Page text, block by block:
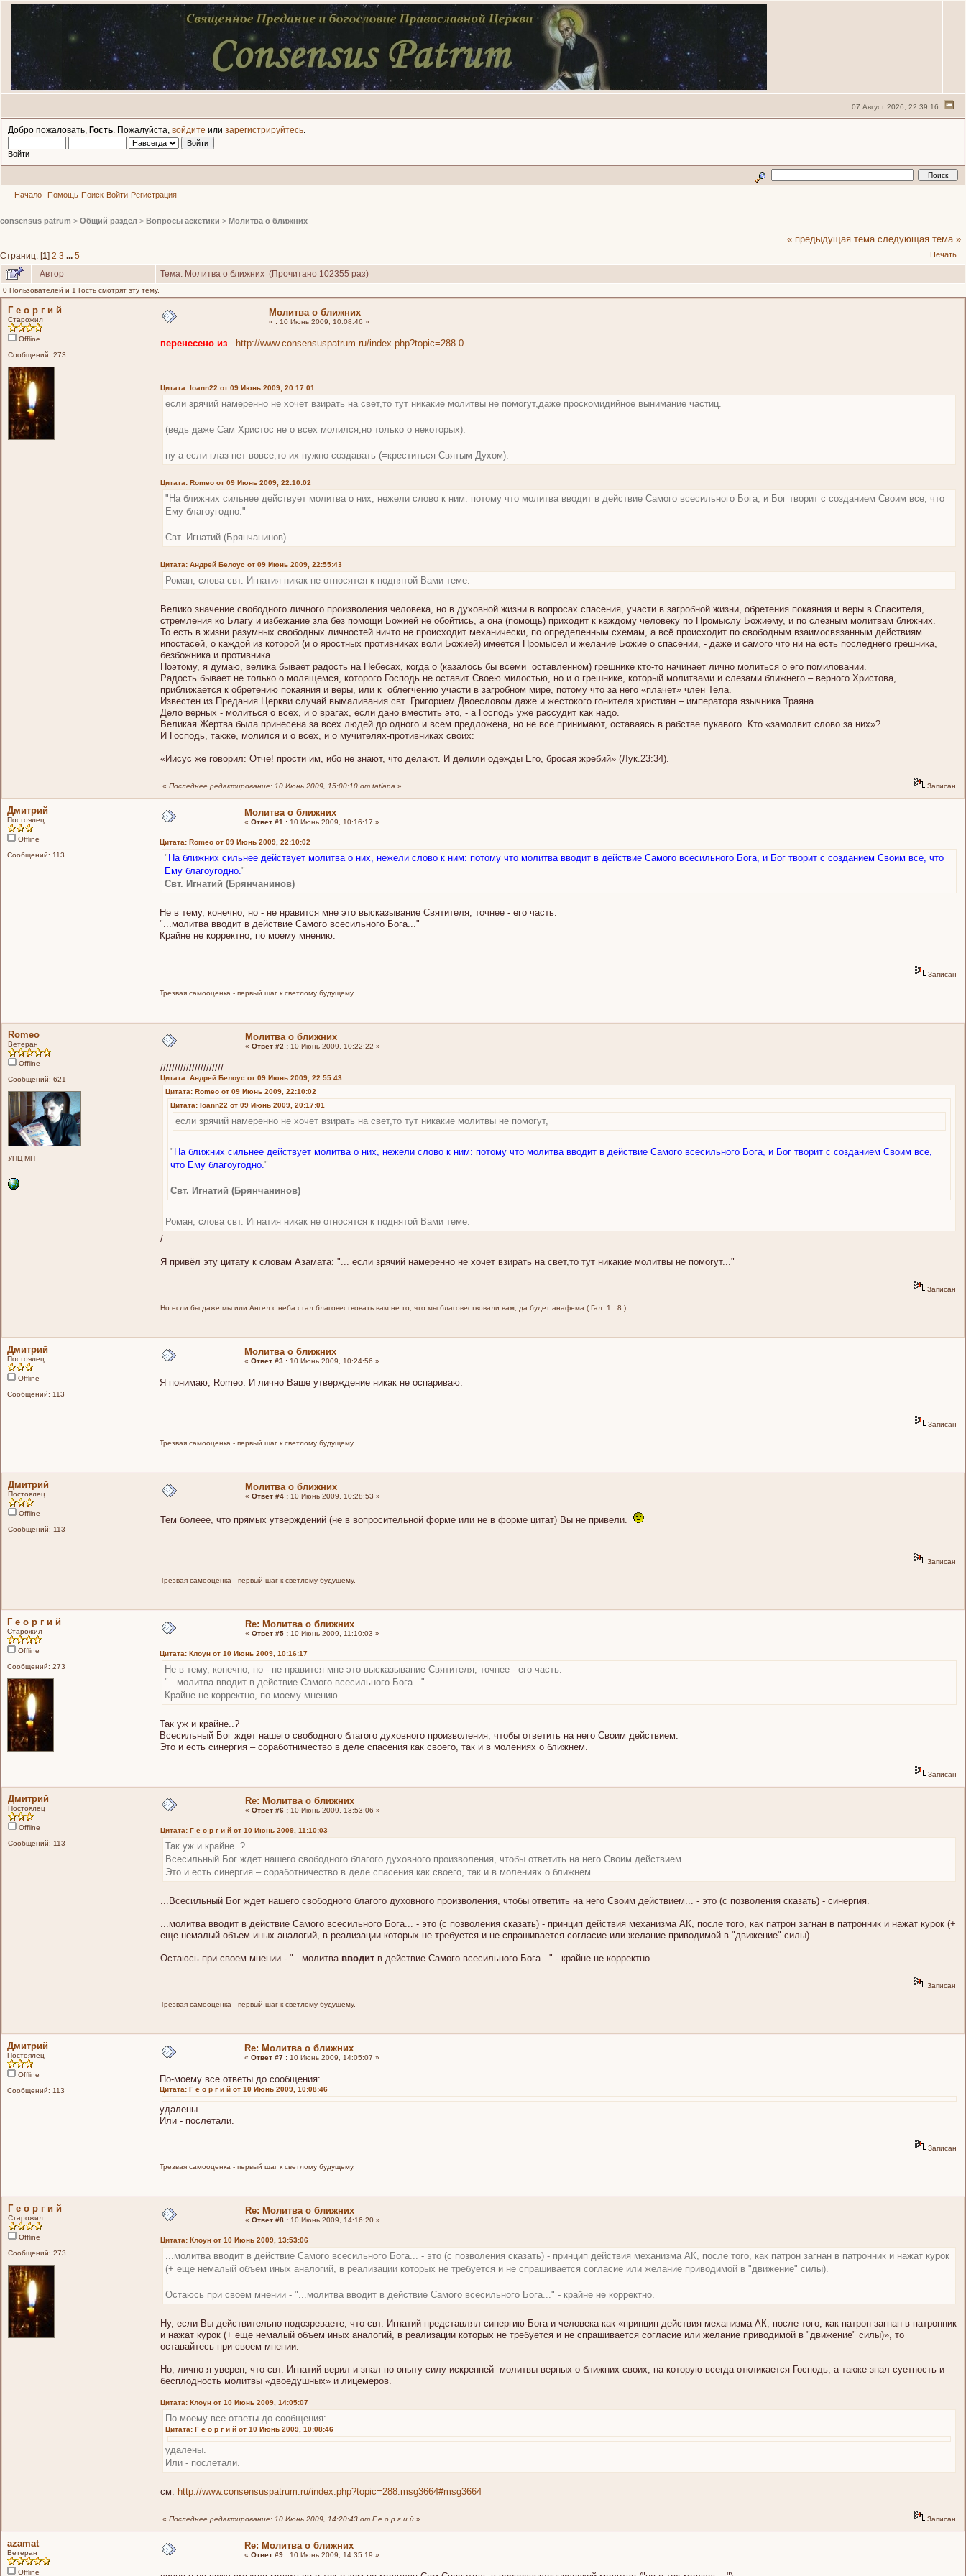
07 Август 2026, 22:39:16
Добро пожаловать, Гость . Пожалуйста, войдите или зарегистрируйтесь
Войти
Начало Помощь Поиск Войти Регистрация
consensus patrum > Общий раздел > Вопросы аскетики > Молитва о ближних
Страниц: [1] 2 3 ... 5
« предыдущая тема следующая тема »
Печать
Автор Тема: Молитва о ближних (Прочитано 102355 раз)
0 Пользователей и 1 Гость смотрят эту тему.
Г е о р г и й
Старожил
Offline
Сообщений: 273
Молитва о ближних
« : 10 Июнь 2009, 10:08:46 »
перенесено из http://www.consensuspatrum.ru/index.php?topic=288.0
Цитата: Ioann22 от 09 Июнь 2009, 20:17:01
если зрячий намеренно не хочет взирать на свет,то тут никакие молитвы не помогут,даже проскомидийное вынимание частиц.
(ведь даже Сам Христос не о всех молился,но только о некоторых).
ну а если глаз нет вовсе,то их нужно создавать (=креститься Святым Духом).
Цитата: Romeo от 09 Июнь 2009, 22:10:02
"На ближних сильнее действует молитва о них, нежели слово к ним: потому что молитва вводит в действие Самого всесильного Бога, и Бог творит с созданием Своим все, что
Ему благоугодно."
Свт. Игнатий (Брянчанинов)
Цитата: Андрей Белоус от 09 Июнь 2009, 22:55:43
Роман, слова свт. Игнатия никак не относятся к поднятой Вами теме.
Велико значение свободного личного произволения человека, но в духовной жизни в вопросах спасения, участи в загробной жизни, обретения покаяния и веры в Спасителя,
стремления ко Благу и избежание зла без помощи Божией не обойтись, а она (помощь) приходит к каждому человеку по Промыслу Божиему, и по слезным молитвам ближних.
То есть в жизни разумных свободных личностей ничто не происходит механически, по определенным схемам, а всё происходит по свободным взаимосвязанным действиям
ипостасей, о каждой из которой (и о яростных противниках воли Божией) имеется Промысел и желание Божие о спасении, - даже и самого что ни на есть последнего грешника,
безбожника и противника.
Поэтому, я думаю, велика бывает радость на Небесах, когда о (казалось бы всеми оставленном) грешнике кто-то начинает лично молиться о его помиловании.
Радость бывает не только о молящемся, которого Господь не оставит Своею милостью, но и о грешнике, который молитвами и слезами ближнего – верного Христова,
приближается к обретению покаяния и веры, или к облегчению участи в загробном мире, потому что за него «плачет» член Тела.
Известен из Предания Церкви случай вымаливания свт. Григорием Двоесловом даже и жестокого гонителя христиан – императора язычника Траяна.
Дело верных - молиться о всех, и о врагах, если дано вместить это, - а Господь уже рассудит как надо.
Великая Жертва была принесена за всех людей до одного и всем предложена, но не все принимают, оставаясь в рабстве лукавого. Кто «замолвит слово за них»?
И Господь, также, молился и о всех, и о мучителях-противниках своих:
«Иисус же говорил: Отче! прости им, ибо не знают, что делают. И делили одежды Его, бросая жребий» (Лук.23:34).
« Последнее редактирование: 10 Июнь 2009, 15:00:10 от tatiana » Записан
Дмитрий
Постоялец
Offline
Сообщений: 113
Молитва о ближних
« Ответ #1 : 10 Июнь 2009, 10:16:17 »
Цитата: Romeo от 09 Июнь 2009, 22:10:02
"На ближних сильнее действует молитва о них, нежели слово к ним: потому что молитва вводит в действие Самого всесильного Бога, и Бог творит с созданием Своим все, что
Ему благоугодно. "
Свт. Игнатий (Брянчанинов)
Не в тему, конечно, но - не нравится мне это высказывание Святителя, точнее - его часть:
"...молитва вводит в действие Самого всесильного Бога..."
Крайне не корректно, по моему мнению.
Записан
Трезвая самооценка - первый шаг к светлому будущему.
Romeo
Ветеран
Offline
Сообщений: 621
УПЦ МП
Молитва о ближних
« Ответ #2 : 10 Июнь 2009, 10:22:22 »
//////////////////////
Цитата: Андрей Белоус от 09 Июнь 2009, 22:55:43
Цитата: Romeo от 09 Июнь 2009, 22:10:02
Цитата: Ioann22 от 09 Июнь 2009, 20:17:01
если зрячий намеренно не хочет взирать на свет,то тут никакие молитвы не помогут,
"На ближних сильнее действует молитва о них, нежели слово к ним: потому что молитва вводит в действие Самого всесильного Бога, и Бог творит с созданием Своим все,
что Ему благоугодно. "
Свт. Игнатий (Брянчанинов)
Роман, слова свт. Игнатия никак не относятся к поднятой Вами теме.
/
Я привёл эту цитату к словам Азамата: "... если зрячий намеренно не хочет взирать на свет,то тут никакие молитвы не помогут..."
Записан
Но если бы даже мы или Ангел с неба стал благовествовать вам не то, что мы благовествовали вам, да будет анафема ( Гал. 1 : 8 )
Дмитрий
Постоялец
Offline
Сообщений: 113
Молитва о ближних
« Ответ #3 : 10 Июнь 2009, 10:24:56 »
Я понимаю, Romeo. И лично Ваше утверждение никак не оспариваю.
Записан
Трезвая самооценка - первый шаг к светлому будущему.
Дмитрий
Постоялец
Offline
Сообщений: 113
Молитва о ближних
« Ответ #4 : 10 Июнь 2009, 10:28:53 »
Тем болеее, что прямых утверждений (не в вопросительной форме или не в форме цитат) Вы не привели.
Записан
Трезвая самооценка - первый шаг к светлому будущему.
Г е о р г и й
Старожил
Offline
Сообщений: 273
Re: Молитва о ближних
« Ответ #5 : 10 Июнь 2009, 11:10:03 »
Цитата: Клоун от 10 Июнь 2009, 10:16:17
Не в тему, конечно, но - не нравится мне это высказывание Святителя, точнее - его часть:
"...молитва вводит в действие Самого всесильного Бога..."
Крайне не корректно, по моему мнению.
Так уж и крайне..?
Всесильный Бог ждет нашего свободного благого духовного произволения, чтобы ответить на него Своим действием.
Это и есть синергия – соработничество в деле спасения как своего, так и в молениях о ближнем.
Записан
Дмитрий
Постоялец
Offline
Сообщений: 113
Re: Молитва о ближних
« Ответ #6 : 10 Июнь 2009, 13:53:06 »
Цитата: Г е о р г и й от 10 Июнь 2009, 11:10:03
Так уж и крайне..?
Всесильный Бог ждет нашего свободного благого духовного произволения, чтобы ответить на него Своим действием.
Это и есть синергия – соработничество в деле спасения как своего, так и в молениях о ближнем.
...Всесильный Бог ждет нашего свободного благого духовного произволения, чтобы ответить на него Своим действием... - это (с позволения сказать) - синергия.
...молитва вводит в действие Самого всесильного Бога... - это (с позволения сказать) - принцип действия механизма АК, после того, как патрон загнан в патронник и нажат курок (+
еще немалый объем иных аналогий, в реализации которых не требуется и не спрашивается согласие или желание приводимой в "движение" силы).
Остаюсь при своем мнении - "...молитва вводит в действие Самого всесильного Бога..." - крайне не корректно.
Записан
Трезвая самооценка - первый шаг к светлому будущему.
Дмитрий
Постоялец
Offline
Сообщений: 113
Re: Молитва о ближних
« Ответ #7 : 10 Июнь 2009, 14:05:07 »
По-моему все ответы до сообщения:
Цитата: Г е о р г и й от 10 Июнь 2009, 10:08:46
удалены.
Или - послетали.
Записан
Трезвая самооценка - первый шаг к светлому будущему.
Г е о р г и й
Старожил
Offline
Сообщений: 273
Re: Молитва о ближних
« Ответ #8 : 10 Июнь 2009, 14:16:20 »
Цитата: Клоун от 10 Июнь 2009, 13:53:06
...молитва вводит в действие Самого всесильного Бога... - это (с позволения сказать) - принцип действия механизма АК, после того, как патрон загнан в патронник и нажат курок
(+ еще немалый объем иных аналогий, в реализации которых не требуется и не спрашивается согласие или желание приводимой в "движение" силы).
Остаюсь при своем мнении - "...молитва вводит в действие Самого всесильного Бога..." - крайне не корректно.
Ну, если Вы действительно подозреваете, что свт. Игнатий представлял синергию Бога и человека как «принцип действия механизма АК, после того, как патрон загнан в патронник
и нажат курок (+ еще немалый объем иных аналогий, в реализации которых не требуется и не спрашивается согласие или желание приводимой в "движение" силы)», то
оставайтесь при своем мнении.
Но, лично я уверен, что свт. Игнатий верил и знал по опыту силу искренней молитвы верных о ближних своих, на которую всегда откликается Господь, а также знал суетность и
бесплодность молитвы «двоедушных» и лицемеров.
Цитата: Клоун от 10 Июнь 2009, 14:05:07
По-моему все ответы до сообщения:
Цитата: Г е о р г и й от 10 Июнь 2009, 10:08:46
удалены.
Или - послетали.
см: http://www.consensuspatrum.ru/index.php?topic=288.msg3664#msg3664
« Последнее редактирование: 10 Июнь 2009, 14:20:43 от Г е о р г и й » Записан
azamat
Ветеран
Offline
Re: Молитва о ближних
« Ответ #9 : 10 Июнь 2009, 14:35:19 »